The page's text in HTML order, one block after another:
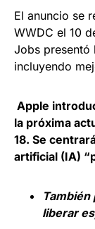
El anuncio se
WWDC el 10
Jobs presentó
incluyendo
Apple
la próxima
18. Se
artificial (IA)
liberar